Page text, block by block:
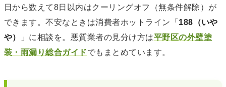
日から数えて8日以内はクーリングオフ（無条件解除）が
できます。不安なときは消費者ホットライン「 188（いや
や）
」に相談を。悪質業者の見分け方は平野区の外壁塗
装・雨漏り総合ガイドでもまとめています。